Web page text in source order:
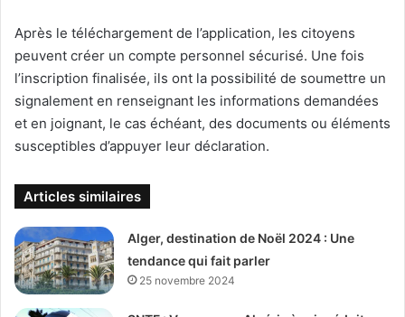
Après le téléchargement de l’application, les citoyens
peuvent créer un compte personnel sécurisé. Une fois
l’inscription finalisée, ils ont la possibilité de soumettre un
signalement en renseignant les informations demandées
et en joignant, le cas échéant, des documents ou éléments
susceptibles d’appuyer leur déclaration.
Articles similaires
Alger, destination de Noël 2024 : Une
tendance qui fait parler
25 novembre 2024